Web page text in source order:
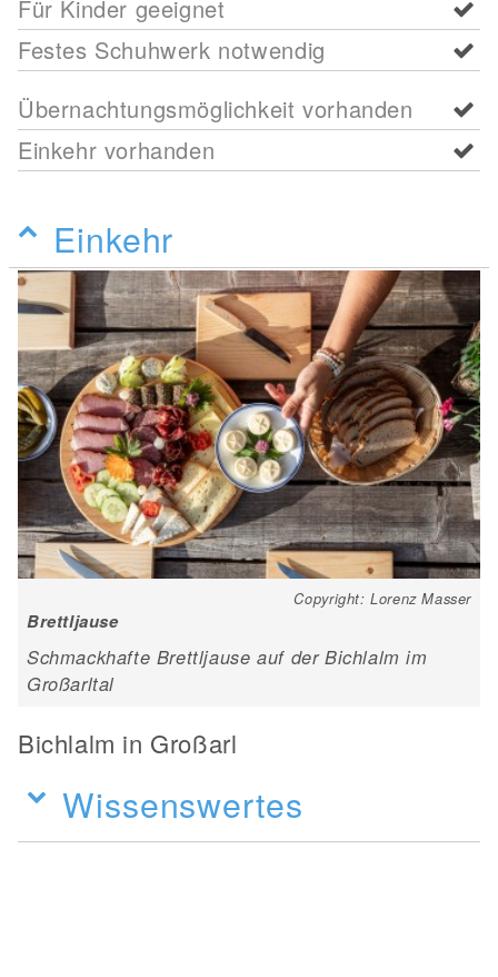
Für Kinder geeignet
Festes Schuhwerk notwendig
Übernachtungsmöglichkeit vorhanden
Einkehr vorhanden
Einkehr
Copyright: Lorenz Masser
Brettljause
Schmackhafte Brettljause auf der Bichlalm im
Großarltal
Bichlalm in Großarl
Wissenswertes